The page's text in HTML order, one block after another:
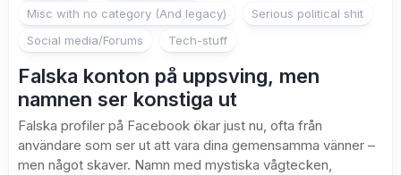
Misc with no category (And legacy)
Serious political shit
Social media/Forums
Tech-stuff
Falska konton på uppsving, men
namnen ser konstiga ut
Falska profiler på Facebook ökar just nu, ofta från
användare som ser ut att vara dina gemensamma vänner –
men något skaver. Namn med mystiska vågtecken,